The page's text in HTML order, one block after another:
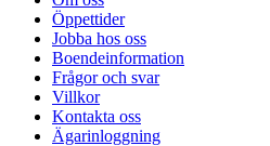
Öppettider
Jobba hos oss
Boendeinformation
Frågor och svar
Villkor
Kontakta oss
Ägarinloggning